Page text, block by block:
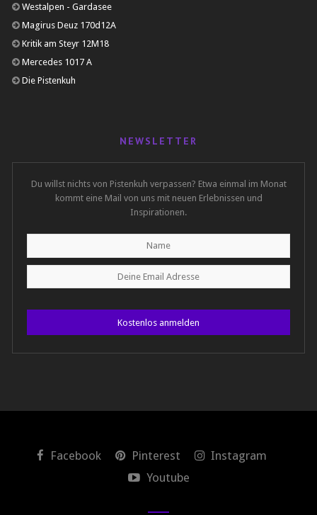
Westalpen - Gardasee
Magirus Deuz 170d12A
Kritik am Steyr 12M18
Mercedes 1017 A
Die Pistenkuh
NEWSLETTER
Du willst nichts von Pistenkuh verpassen? Etwa einmal im Monat
kommt eine Mail von uns mit neuen Erlebnissen und
Inspirationen.
Kostenlos anmelden
Facebook Pinterest
Instagram
Youtube